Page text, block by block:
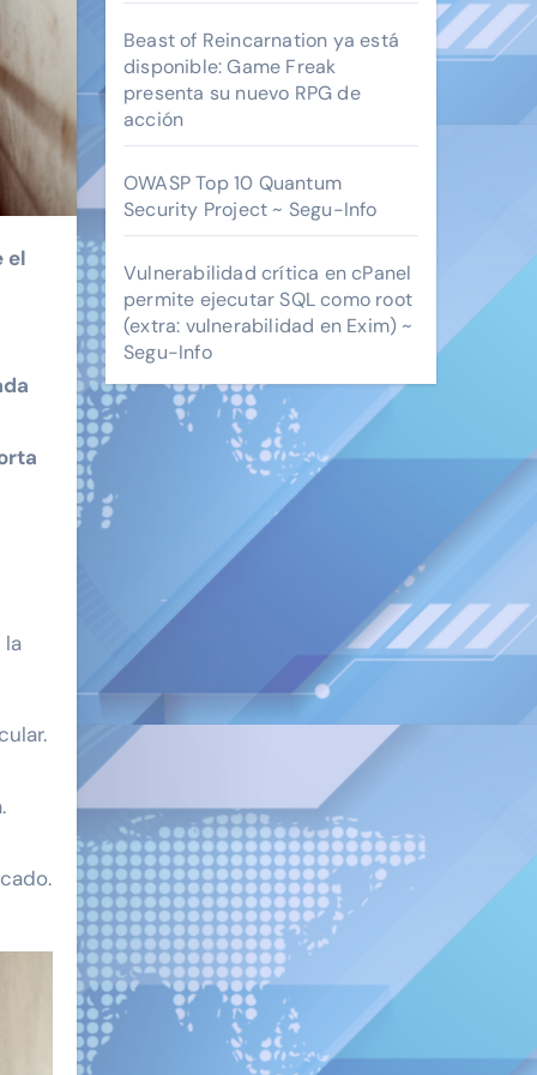
la
Beast of Reincarnation ya está
disponible: Game Freak
presenta su nuevo RPG de
acción
OWASP Top 10 Quantum
Security Project ~ Segu-Info
Vulnerabilidad crítica en cPanel
permite ejecutar SQL como root
(extra: vulnerabilidad en Exim) ~
Segu-Info